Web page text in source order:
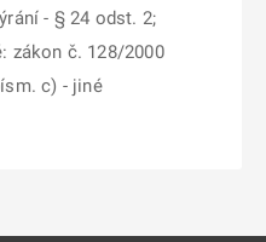
- § 24 odst. 2;
zákon č. 128/2000
c) - jiné